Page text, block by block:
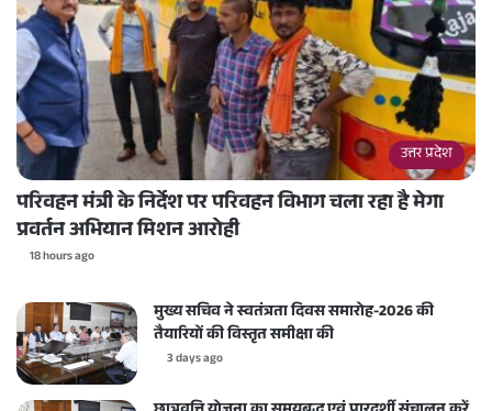
उत्तर प्रदेश
परिवहन मंत्री के निर्देश पर परिवहन विभाग चला रहा है मेगा
प्रवर्तन अभियान मिशन आरोही
18 hours ago
मुख्य सचिव ने स्वतंत्रता दिवस समारोह-2026 की
तैयारियों की विस्तृत समीक्षा की
3 days ago